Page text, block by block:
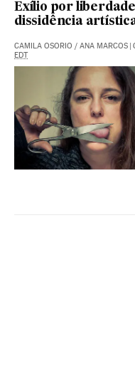
Exílio por
dissidência
CAMILA OSORIO / ANA MARCOS
EDT